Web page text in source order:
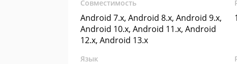
Совместимость
Android 7.x, Android 8.x, Android 9.x,
Android 10.x, Android 11.x, Android
12.x, Android 13.x
Язык